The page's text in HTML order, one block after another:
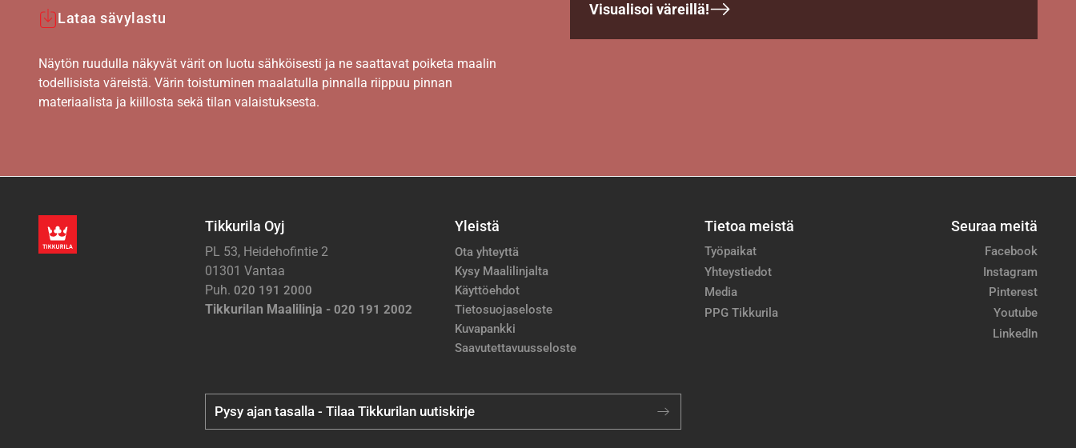
Lataa sävylastu
Näytön ruudulla näkyvät värit on luotu sähköisesti ja ne saattavat poiketa maalin
todellisista väreistä. Värin toistuminen maalatulla pinnalla riippuu pinnan
materiaalista ja kiillosta sekä tilan valaistuksesta.
Visualisoi väreillä!
Tikkurila Oyj
PL 53, Heidehofintie 2
01301 Vantaa
Puh. 020 191 2000
Tikkurilan Maalilinja - 020 191 2002
Yleistä
Ota yhteyttä
Kysy Maalilinjalta
Käyttöehdot
Tietosuojaseloste
Kuvapankki
Saavutettavuusseloste
Tietoa meistä
Työpaikat
Yhteystiedot
Media
PPG Tikkurila
Seuraa meitä
Facebook
Instagram
Pinterest
Youtube
LinkedIn
Pysy ajan tasalla - Tilaa Tikkurilan uutiskirje